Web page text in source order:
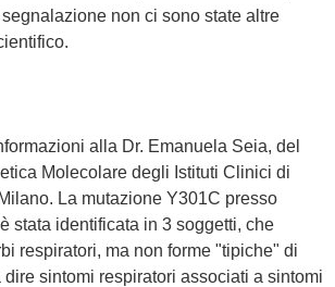
non ci sono state altre
alla Dr. Emanuela Seia, del
Molecolare degli Istituti Clinici di
La mutazione Y301C presso
stata identificata in 3 soggetti, che
respiratori, ma non forme "tipiche" di
sintomi respiratori associati a sintomi